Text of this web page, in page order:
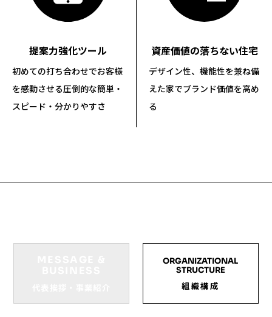
提案力強化ツール
初めての打ち合わせでお客様
を感動させる圧倒的な簡単・
スピード・分かりやすさ
資産価値の落ちない住宅
デザイン性、機能性を兼ね備
えた家でブランド価値を高め
る
ORGANIZATIONAL
STRUCTURE
組織構成